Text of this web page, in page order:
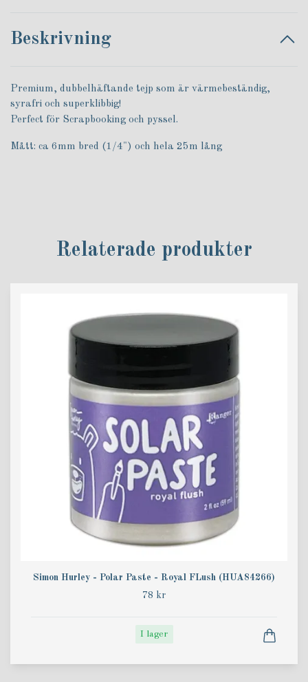
Beskrivning
Premium, dubbelhäftande tejp som är värmebeständig,
syrafri och superklibbig!
Perfect för Scrapbooking och pyssel.
Mått: ca 6mm bred (1/4") och hela 25m lång
Relaterade produkter
Simon Hurley - Polar Paste - Royal FLush (HUA84266)
78 kr
I lager